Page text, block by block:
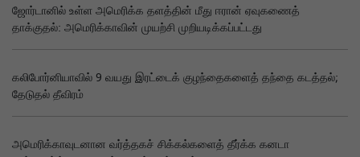
ஜோர்டானில் உள்ள அமெரிக்க தளத்தின் மீது ஈரான் ஏவுகணைத்
தாக்குதல்: அமெரிக்காவின் முயற்சி முறியடிக்கப்பட்டது
கலிபோர்னியாவில் 9 வயது இரட்டைக் குழந்தைகளைத் தந்தை கடத்தல்;
தேடுதல் தீவிரம்
அமெரிக்காவுடனான வர்த்தகச் சிக்கல்களைத் தீர்க்க கனடா